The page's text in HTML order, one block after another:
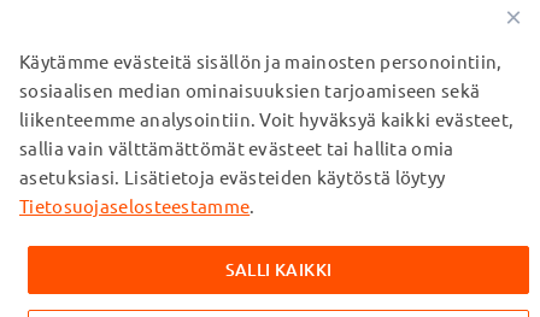
TOIMITUSKUMPPANIMME
© subtel.fi 2026
Kaikki hinnat sisältävät arvonlisäveron, mutta ei
toimituskuluja. Kaikki sivuillamme mainitut tavaramerkit ovat
verkkosivuillamme ainoastaan tuotteitamme koskevan
×
Käytämme evästeitä sisällön ja mainosten personointiin,
sosiaalisen median ominaisuuksien tarjoamiseen sekä
liikenteemme analysointiin. Voit hyväksyä kaikki evästeet,
sallia vain välttämättömät evästeet tai hallita omia
asetuksiasi. Lisätietoja evästeiden käytöstä löytyy
Tietosuojaselosteestamme.
SALLI KAIKKI